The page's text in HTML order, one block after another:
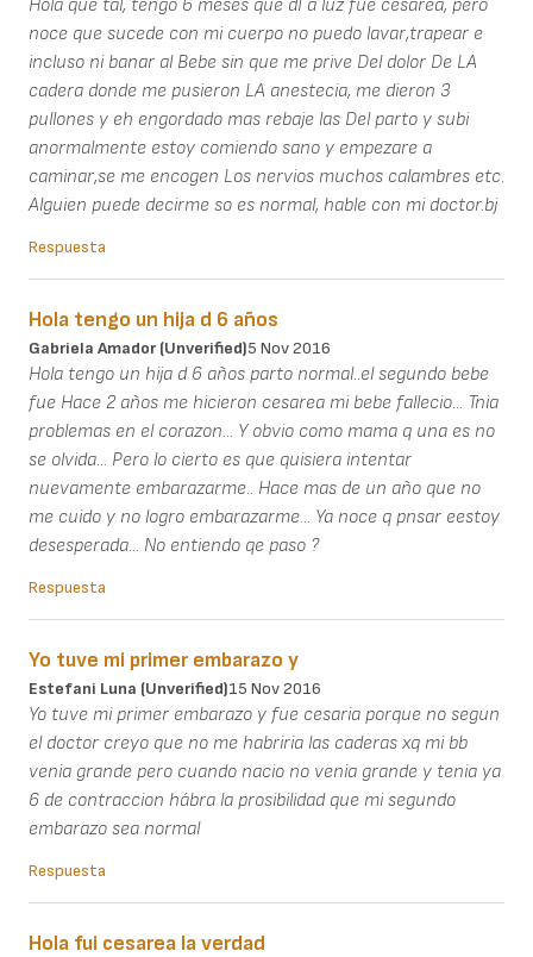
Hola que tal, tengo 6 meses que dI a luz fue cesarea, pero
noce que sucede con mi cuerpo no puedo lavar,trapear e
incluso ni banar al Bebe sin que me prive Del dolor De LA
cadera donde me pusieron LA anestecia, me dieron 3
pullones y eh engordado mas rebaje las Del parto y subi
anormalmente estoy comiendo sano y empezare a
caminar,se me encogen Los nervios muchos calambres etc.
Alguien puede decirme so es normal, hable con mi doctor.bj
Respuesta
Hola tengo un hija d 6 años
Gabriela Amador (unverified)5 Nov 2016
Hola tengo un hija d 6 años parto normal..el segundo bebe
fue Hace 2 años me hicieron cesarea mi bebe fallecio... Tnia
problemas en el corazon... Y obvio como mama q una es no
se olvida... Pero lo cierto es que quisiera intentar
nuevamente embarazarme.. Hace mas de un año que no
me cuido y no logro embarazarme... Ya noce q pnsar eestoy
desesperada... No entiendo qe paso ?
Respuesta
Yo tuve mi primer embarazo y
Estefani Luna (unverified)15 Nov 2016
Yo tuve mi primer embarazo y fue cesaria porque no segun
el doctor creyo que no me habriria las caderas xq mi bb
venia grande pero cuando nacio no venia grande y tenia ya
6 de contraccion hábra la prosibilidad que mi segundo
embarazo sea normal
Respuesta
Hola fui cesarea la verdad